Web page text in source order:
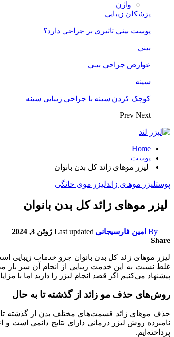
واژن
پزشکان زیبایی
پوست بینی تاثیری بر جراحی دارد؟
بینی
عوارض جراحی بینی
سینه
کوچک کردن سینه با جراحی زیبایی سینه
Prev Next
Home
پوست
لیزر موهای زائد کل بدن بانوان
پوستلیزر موهای زائدلیزر موی خانگی
لیزر موهای زائد کل بدن بانوان
By امین فارسیجانی Last updated ژوئن 8, 2024
Share
لیزر موهای زائد کل بدن بانوان جزو خدمات زیبایی
غلط نسبت به این خدمت زیبایی از انجام آن سر باز
پیشنهاد می‌کنیم اگر قصد انجام لیزر را دارید اما با
روش‌های حذف مو زائد از گذشته تا به حال
حذف موهای زائد قسمت‌های مختلف بدن از گذشته تا
نامبرده روش لیزر درمانی دارای نتایج دائمی است
پرداخته‌ایم.